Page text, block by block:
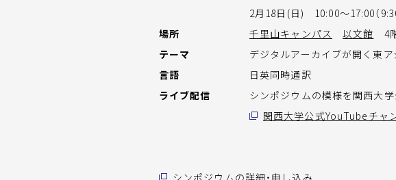
2月18日(日) 10:00～17:00（
場所
千里山キャンパス 以文館 4
テーマ
デジタルアーカイブが開く東
言語
日英同時通訳
ライブ配信
シンポジウムの模様を関西大
関西大学公式YouTubeチャ
シンポジウムの詳細・申し込み